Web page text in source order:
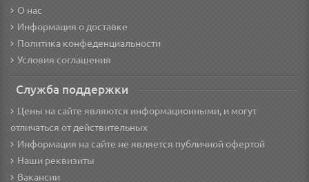
О нас
Информация о доставке
Политика конфеденциальности
Условия соглашения
Служба поддержки
Цены на сайте являются информационными, и могут
отличаться от действительных
Информация на сайте не является публичной офертой
Наши реквизиты
Вакансии